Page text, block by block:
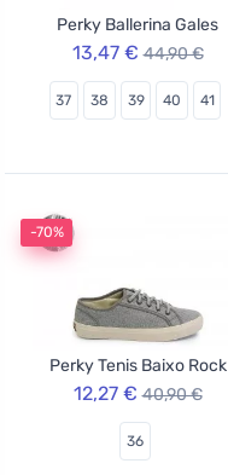
Perky Ballerina Gales
13,47 € 44,90 €
37 38 39 40 41
-70%
Perky Tenis Baixo Rock
12,27 € 40,90 €
36